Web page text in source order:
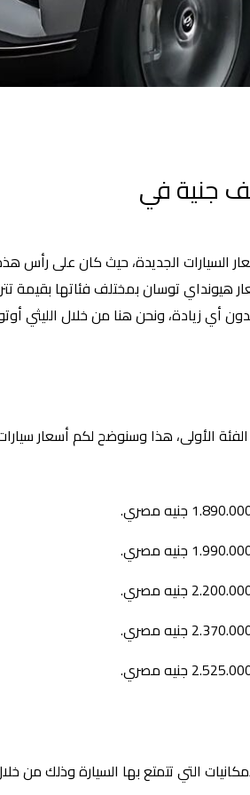
توسان ترتفع بقيمة 50 ألف جنية في
السيارات مع بداية انطلاق العام الجديد 2025 عن أسعار السيارات
أي زيادة، ونحن هنا من خلال
الأولى، هذا وسنوضح لكم أسعار
جنيه مصري.
جنيه مصري.
جنيه مصري.
جنيه مصري.
جنيه مصري.
التي تتمتع بها السيارة وذلك من